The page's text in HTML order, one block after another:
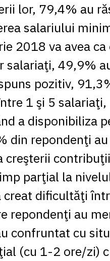
lor, 79,4% au
salariului
2018 va avea
salariaţi, 49,9%
pozitiv,
1 şi 5
a disponibiliza
din repondenţi
creşterii
parţial la
creat dificultăţi
repondenţi au
confruntat cu
(cu 1-2 ore/zi)